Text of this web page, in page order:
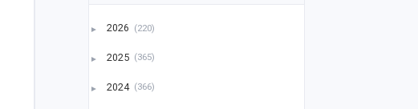
► 2026 (220)
► 2025 (365)
► 2024 (366)